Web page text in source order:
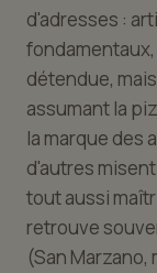
d'adresses :
détendue,
assumant la
la marque des
d'autres
tout aussi
retrouve
(San